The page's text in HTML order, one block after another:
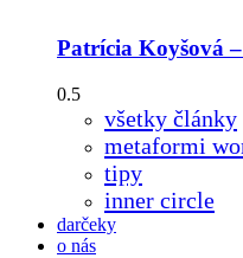
Patrícia Koyšová
všetky články
metaformi
tipy
inner circle
darčeky
o nás